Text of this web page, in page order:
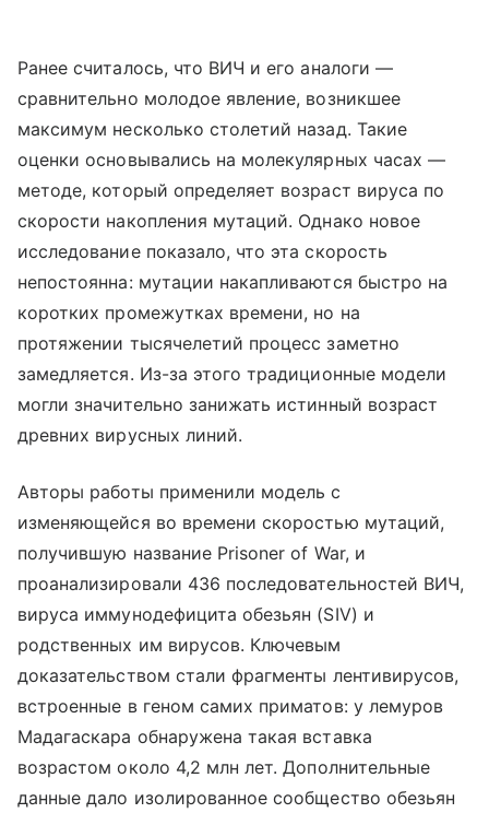
Ранее считалось, что ВИЧ и его аналоги —
сравнительно молодое явление, возникшее
максимум несколько столетий назад. Такие
оценки основывались на молекулярных часах —
методе, который определяет возраст вируса по
скорости накопления мутаций. Однако новое
исследование показало, что эта скорость
непостоянна: мутации накапливаются быстро на
коротких промежутках времени, но на
протяжении тысячелетий процесс заметно
замедляется. Из-за этого традиционные модели
могли значительно занижать истинный возраст
древних вирусных линий.
Авторы работы применили модель с
изменяющейся во времени скоростью мутаций,
получившую название Prisoner of War, и
проанализировали 436 последовательностей ВИЧ,
вируса иммунодефицита обезьян (SIV) и
родственных им вирусов. Ключевым
доказательством стали фрагменты лентивирусов,
встроенные в геном самих приматов: у лемуров
Мадагаскара обнаружена такая вставка
возрастом около 4,2 млн лет. Дополнительные
данные дало изолированное сообщество обезьян